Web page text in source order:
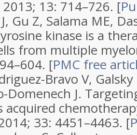
2013; 13: 714–726. [
Gu Z, Salama ME,
kinase is a
from multiple
[PMC free
Bravo V,
Domenech J.
acquired
33: 4451–4463. [